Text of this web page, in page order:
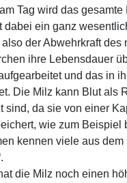
Tag wird das
dabei ein ganz
also der Abwehrkraft
ihre Lebensdauer
und das in
Die Milz kann Blut als
sind, da sie von einer
wie zum Beispiel
kennen viele aus
die Milz noch einen